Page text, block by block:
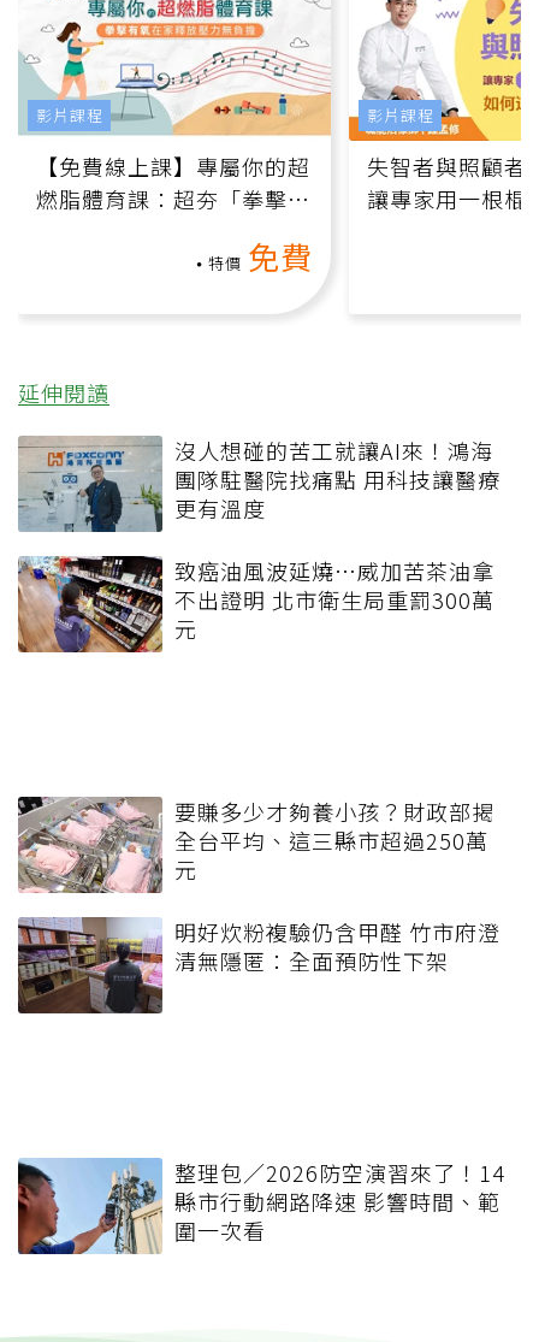
【免費線上課】專屬你的超
燃脂體育課：超夯「拳擊有
特價 免費
影片課程
失智者與照顧者
讓專家用一根棍
影片課程
延伸閱讀
沒人想碰的苦工就讓AI來！鴻海
團隊駐醫院找痛點 用科技讓醫療
更有溫度
致癌油風波延燒…威加苦茶油拿
不出證明 北市衛生局重罰300萬
元
要賺多少才夠養小孩？財政部揭
全台平均、這三縣市超過250萬
元
明好炊粉複驗仍含甲醛 竹市府澄
清無隱匿：全面預防性下架
整理包／2026防空演習來了！14
縣市行動網路降速 影響時間、範
圍一次看